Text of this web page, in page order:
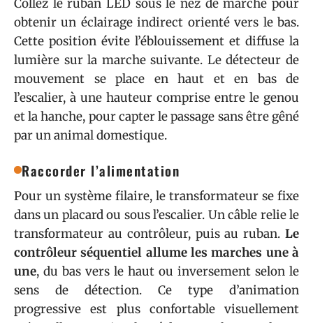
Collez le ruban LED sous le nez de marche pour
obtenir un éclairage indirect orienté vers le bas.
Cette position évite l’éblouissement et diffuse la
lumière sur la marche suivante. Le détecteur de
mouvement se place en haut et en bas de
l’escalier, à une hauteur comprise entre le genou
et la hanche, pour capter le passage sans être gêné
par un animal domestique.
Raccorder l’alimentation
Pour un système filaire, le transformateur se fixe
dans un placard ou sous l’escalier. Un câble relie le
transformateur au contrôleur, puis au ruban. Le
contrôleur séquentiel allume les marches une à
une, du bas vers le haut ou inversement selon le
sens de détection. Ce type d’animation
progressive est plus confortable visuellement